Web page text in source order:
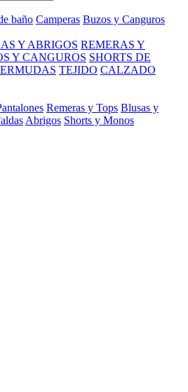
baño Camperas Buzos y Canguros
Y ABRIGOS REMERAS Y
Y CANGUROS SHORTS DE
TEJIDO CALZADO
Remeras y Tops Blusas y
Abrigos Shorts y Monos